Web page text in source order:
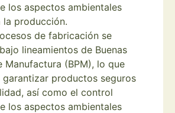
los aspectos ambientales
la producción.
de fabricación se
lineamientos de Buenas
Manufactura (BPM), lo que
garantizar productos seguros
así como el control
los aspectos ambientales